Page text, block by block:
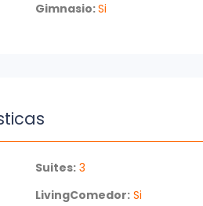
Gimnasio:Si
Suites:3
LivingComedor:Si